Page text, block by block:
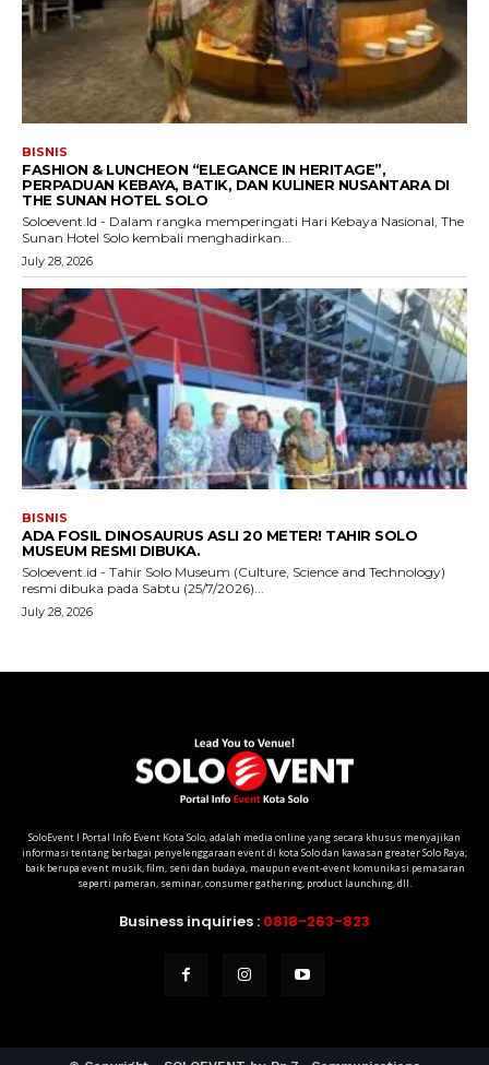
SoloEvent I Portal Info Event Kota Solo, adalah media online yang secara khusus menyajikan
informasi tentang berbagai penyelenggaraan event di kota Solo dan kawasan greater Solo Raya;
baik berupa event musik, film, seni dan budaya, maupun event-event komunikasi pemasaran
seperti pameran, seminar, consumer gathering, product launching, dll.
Business inquiries : 0818-263-823